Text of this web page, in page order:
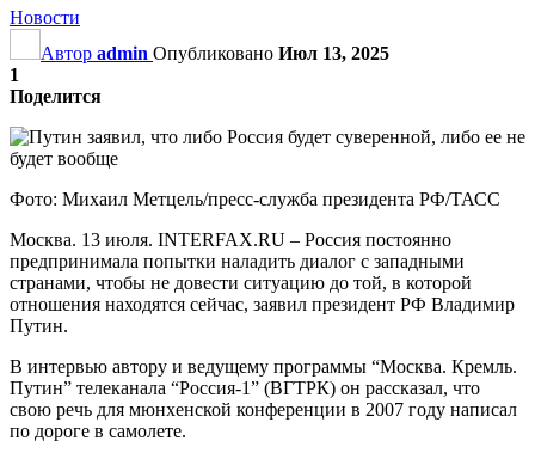
Новости
Автор admin Опубликовано Июл 13, 2025
1
Поделится
Фото: Михаил Метцель/пресс-служба президента РФ/ТАСС
Москва. 13 июля. INTERFAX.RU – Россия постоянно
предпринимала попытки наладить диалог с западными
странами, чтобы не довести ситуацию до той, в которой
отношения находятся сейчас, заявил президент РФ Владимир
Путин.
В интервью автору и ведущему программы “Москва. Кремль.
Путин” телеканала “Россия-1” (ВГТРК) он рассказал, что
свою речь для мюнхенской конференции в 2007 году написал
по дороге в самолете.